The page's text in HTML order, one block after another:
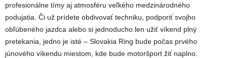
profesionálne tímy aj atmosféru veľkého medzinárodného
podujatia. Či už prídete obdivovať techniku, podporiť svojho
obľúbeného jazdca alebo si jednoducho len užiť víkend plný
pretekania, jedno je isté – Slovakia Ring bude počas prvého
júnového víkendu miestom, kde bude motoršport žiť naplno.